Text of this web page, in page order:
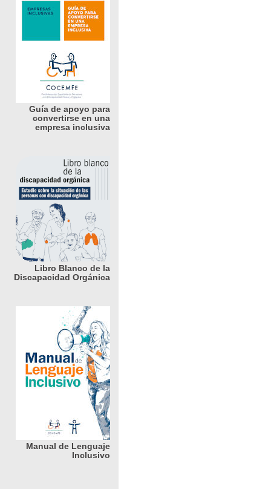
Guía de apoyo para
convertirse en una
empresa inclusiva
Libro Blanco de la
Discapacidad Orgánica
Manual de Lenguaje
Inclusivo